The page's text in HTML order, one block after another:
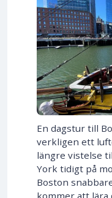
En dagstur till
verkligen ett
längre vistelse
York tidigt på
Boston
kommer att lära